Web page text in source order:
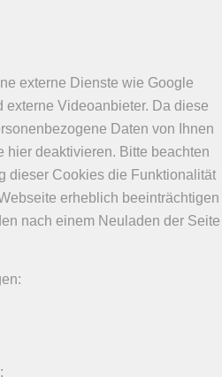
externe Dienste wie Google
externe Videoanbieter. Da diese
Daten von Ihnen
hier deaktivieren. Bitte beachten
dieser Cookies die Funktionalität
erheblich beeinträchtigen
nach einem Neuladen der Seite